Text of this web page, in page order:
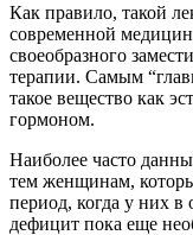
Как правило, такой
современной
своеобразного
терапии. Самым
такое вещество как
гормоном.
Наиболее часто
тем женщинам,
период, когда у них в
дефицит пока еще